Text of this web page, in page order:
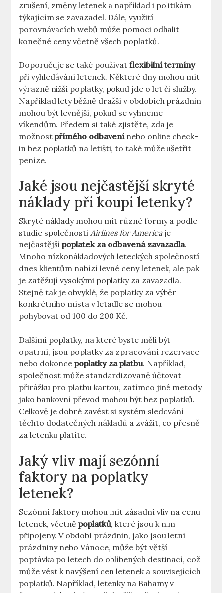
zrušení, změny letenek a například i politikám
týkajícím se zavazadel. Dále, využití
porovnávacích webů může pomoci odhalit
konečné ceny včetně všech poplatků.
Doporučuje se také používatflexibilní termíny
při vyhledávání letenek. Některé dny mohou mít
výrazně nižší poplatky, pokud jde o let či služby.
Například lety běžně dražší v obdobích prázdnin
mohou být levnější, pokud se vyhneme
víkendům. Předem si také zjistěte, zda je
možnostpřímého odbavenínebo online check-
in bez poplatků na letišti, to také může ušetřit
peníze.
Jaké jsou nejčastější skryté
náklady při koupi letenky?
Skryté náklady mohou mít různé formy a podle
studie společnostiAirlines for Americaje
nejčastějšípoplatek za odbavená zavazadla.
Mnoho nízkonákladových leteckých společností
dnes klientům nabízí levné ceny letenek, ale pak
je zatěžují vysokými poplatky za zavazadla.
Stejně tak je obvyklé, že poplatky za výběr
konkrétního místa v letadle se mohou
pohybovat od 100 do 200 Kč.
Dalšími poplatky, na které byste měli být
opatrní, jsou poplatky za zpracování rezervace
nebo dokoncepoplatky za platbu. Například,
společnost může standardizovaně účtovat
přirážku pro platbu kartou, zatímco jiné metody
jako bankovní převod mohou být bez poplatků.
Celkově je dobré zavést si systém sledování
těchto dodatečných nákladů a zvážit, co přesně
za letenku platíte.
Jaký vliv mají sezónní
faktory na poplatky
letenek?
Sezónní faktory mohou mít zásadní vliv na cenu
letenek, včetněpoplatků, které jsou k nim
připojeny. V období prázdnin, jako jsou letní
prázdniny nebo Vánoce, může být větší
poptávka po letech do oblíbených destinací, což
může vést k navýšení cen letenek a souvisejících
poplatků. Například, letenky na Bahamy v